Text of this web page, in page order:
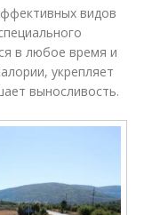
видов
в любое время и
укрепляет
выносливость.